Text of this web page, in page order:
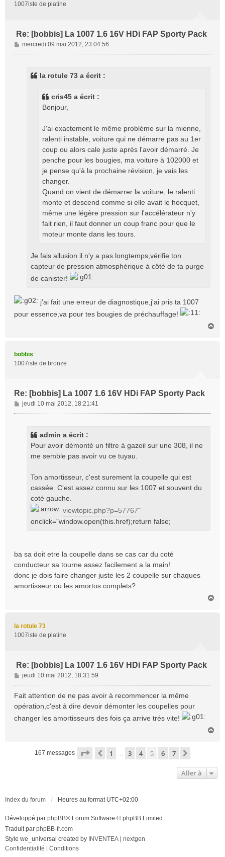
1007iste de platine
Re: [bobbis] La 1007 1.6 16V HDi FAP Sporty Pack
M
e
mercredi 09 mai 2012, 23:04:56
la rotule 73 a écrit :
cris45 a écrit :
Bonjour,
J'ai exactement le même problème sur la mienne,
ralenti instable, voiture qui ne démarre pas au 1er
coup ou alors cale juste après l'avoir démarré. Je
penche pour les bougies, ma voiture à 102000 et
je pense qu'à la prochaine révision, je vais les
changer.
Quand on vient de démarrer la voiture, le ralenti
monte et descend comme si elle avait le hocquet,
même une légère pression sur l'accélérateur n'y
fait rien, il faut donner un coup franc pour que le
moteur monte dans les tours.
Je fais allusion il n'y a pas longtemps,vérifie ton
capteur de pression atmosphérique à côté de ta purge
de canister!
j'ai fait une erreur de diagnostique,j'ai pris ta 1007
pour essence,va pour tes bougies de préchauffage!
bobbis
1007iste de bronze
Re: [bobbis] La 1007 1.6 16V HDi FAP Sporty Pack
M
e
jeudi 10 mai 2012, 18:21:41
admin a écrit :
Pour avoir démonté un filtre à gazoil sur une 308, il ne
me semble pas avoir vu ce tuyau.
Ton amortisseur, c'est surement la coupelle qui est
cassée. C'est assez connu sur les 1007 et souvent du
coté gauche.
viewtopic.php?p=57767"
onclick="window.open(this.href);return false;
ba sa doit etre la coupelle dans se cas car du coté
conducteur sa tourne assez facilement a la main!
donc je dois faire changer juste les 2 coupelle sur chaques
amortisseur ou les amortos complets?
la rotule 73
1007iste de platine
Re: [bobbis] La 1007 1.6 16V HDi FAP Sporty Pack
M
e
s
g
jeudi 10 mai 2012, 18:31:59
Fait attention de ne pas avoir à recommencer la même
opération,c'est à dire devoir démonter les coupelles pour
changer les amortisseurs des fois ça arrive trés vite!
167 messages Page sur
Précédente
1 … 3 4 5 6 7
Aller à
Index du forum Heures au format UTC+02:00
Développé par phpBB® Forum Software © phpBB Limited
Traduit par phpBB-fr.com
Style we_universal created by INVENTEA
nextgen
Confidentialité
Conditions